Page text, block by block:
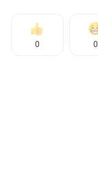
0 0